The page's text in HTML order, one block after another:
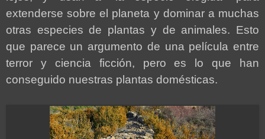
extenderse sobre el planeta y dominar a muchas
otras especies de plantas y de animales. Esto
que parece un argumento de una película entre
terror y ciencia ficción, pero es lo que han
conseguido nuestras plantas domésticas.